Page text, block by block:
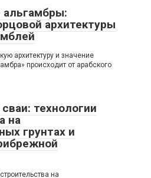
альгамбры:
архитектуры
архитектуру и значение
происходит от арабского
технологии
на
грунтах и
на